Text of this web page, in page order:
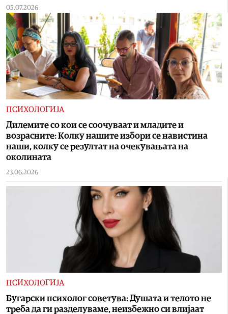
05.07.2026
ПСИХОЛОГИЈА
Дилемите со кои се соочуваат и младите и
возрасните: Колку нашите избори се навистина
наши, колку се резултат на очекувањата на
околината
23.06.2026
ПСИХОЛОГИЈА
Бугарски психолог советува: Душата и телото не
треба да ги разделуваме, неизбежно си влијаат